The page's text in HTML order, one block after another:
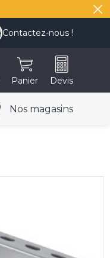
Contactez-nous !
Panier Devis
Nos magasins